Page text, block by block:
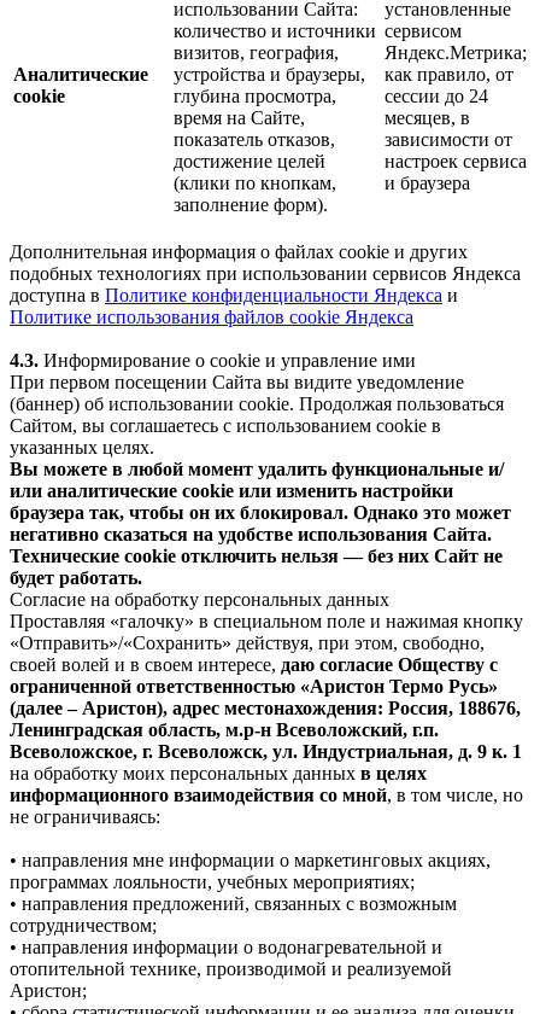
Аналитические
cookie
использовании Сайта:
количество и источники
визитов, география,
устройства и браузеры,
глубина просмотра,
время на Сайте,
показатель отказов,
достижение целей
(клики по кнопкам,
заполнение форм).
установленные
сервисом
Яндекс.Метрика;
как правило, от
сессии до 24
месяцев, в
зависимости от
настроек сервиса
и браузера
Дополнительная информация о файлах cookie и других
подобных технологиях при использовании сервисов Яндекса
доступна в Политике конфиденциальности Яндекса и
Политике использования файлов cookie Яндекса
4.3. Информирование о cookie и управление ими
При первом посещении Сайта вы видите уведомление
(баннер) об использовании cookie. Продолжая пользоваться
Сайтом, вы соглашаетесь с использованием cookie в
указанных целях.
Вы можете в любой момент удалить функциональные и/
или аналитические cookie или изменить настройки
браузера так, чтобы он их блокировал. Однако это может
негативно сказаться на удобстве использования Сайта.
Технические cookie отключить нельзя — без них Сайт не
будет работать.
Согласие на обработку персональных данных
Проставляя «галочку» в специальном поле и нажимая кнопку
«Отправить»/«Сохранить» действуя, при этом, свободно,
своей волей и в своем интересе, даю согласие Обществу с
ограниченной ответственностью «Аристон Термо Русь»
(далее – Аристон), адрес местонахождения: Россия, 188676,
Ленинградская область, м.р-н Всеволожский, г.п.
Всеволожское, г. Всеволожск, ул. Индустриальная, д. 9 к. 1
на обработку моих персональных данных в целях
информационного взаимодействия со мной, в том числе, но
не ограничиваясь:
• направления мне информации о маркетинговых акциях,
программах лояльности, учебных мероприятиях;
• направления предложений, связанных с возможным
сотрудничеством;
• направления информации о водонагревательной и
отопительной технике, производимой и реализуемой
Аристон;